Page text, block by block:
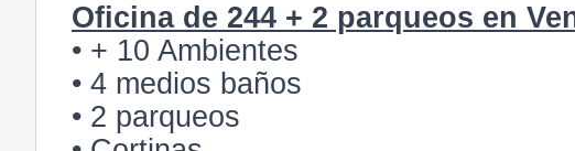
Oficina de 244 + 2 parqueos en
• + 10 Ambientes
• 4 medios baños
• 2 parqueos